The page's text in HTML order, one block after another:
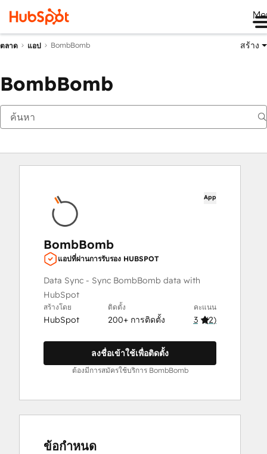
ตลาด แอป BombBomb สร้าง
BombBomb
App
BombBomb
แอปที่ผ่านการรับรอง HUBSPOT
Data Sync - Sync BombBomb data with
HubSpot
สร้างโดย
HubSpot
ติดตั้ง
200+ การติดตั้ง
คะแนน
3 (2)
ลงชื่อเข้าใช้เพื่อติดตั้ง
ต้องมีการสมัครใช้บริการ BombBomb
ข้อกำหนด